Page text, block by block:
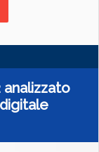
analizzato